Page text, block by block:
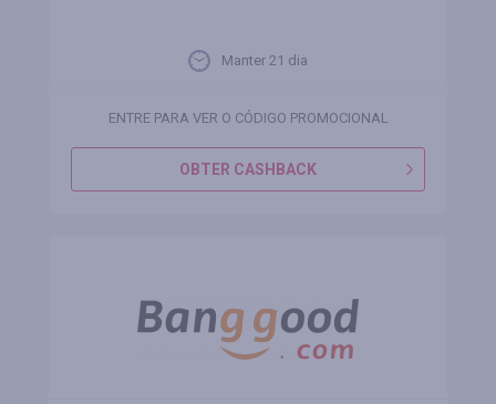
Manter 21 dia
ENTRE PARA VER O CÓDIGO PROMOCIONAL
OBTER CASHBACK